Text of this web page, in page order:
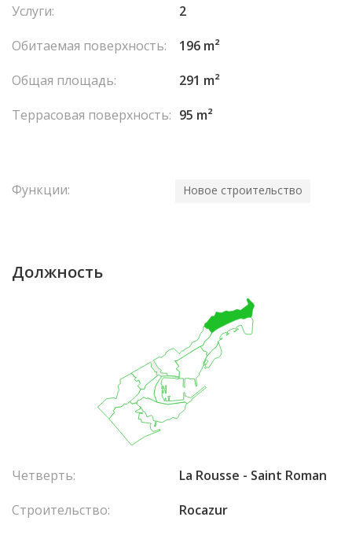
Услуги:
2
Обитаемая поверхность:
196 m²
Общая площадь:
291 m²
Террасовая поверхность: 95 m²
Функции: Новое строительство
Должность
Четверть:
La Rousse - Saint Roman
Строительство:
Rocazur